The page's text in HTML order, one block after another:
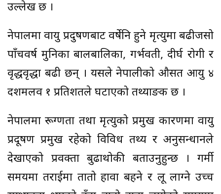
उल्लेख छ ।
नेपालमा वायु प्रदुषणबाट वर्षेनि हुने मृत्युमा बढीजसो
पाँचवर्ष मुनिका बालबालिका, गर्भवती, दीर्घ रोगी र
वृद्धवृद्धा बढी छन् । यसले नेपालीको औसत आयु ४
दशमलव १ प्रतिशतले घटाएको तथ्याङक छ ।
नेपालमा रूग्णता तथा मृत्युको प्रमुख कारणमा वायु
प्रदूषण प्रमुख रहेको विविध तथ्य र अनुसन्धानले
देखाएको प्रवक्ता बुढाथोकी बताउनुहुन्छ । गर्मी
समयमा तराईमा तातो हावा बहने र लू लाग्ने उच्च